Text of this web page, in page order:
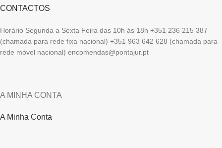
CONTACTOS
Horário Segunda a Sexta Feira das 10h às 18h +351 236 215 387
(chamada para rede fixa nacional) +351 963 642 628 (chamada para
rede móvel nacional) encomendas@pontajur.pt
A MINHA CONTA
A Minha Conta